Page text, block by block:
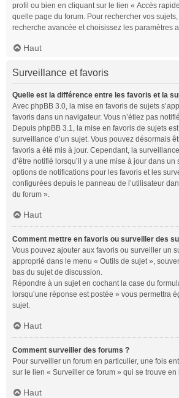
profil ou bien en cliquant sur le lien « Accès
quelle page du forum. Pour rechercher vos
recherche avancée et choisissez les paramètres
Haut
Surveillance et favoris
Quelle est la différence entre les favoris et la
Avec phpBB 3.0, la mise en favoris de sujets
favoris dans un navigateur. Vous n’étiez pas
Depuis phpBB 3.1, la mise en favoris de sujets
surveillance d’un sujet. Vous pouvez désormais
favoris a été mis à jour. Cependant, la
d’être notifié lorsqu’il y a une mise à jour dans
options de notifications pour les favoris et les
configurées depuis le panneau de l’utilisateur
du forum ».
Haut
Comment mettre en favoris ou surveiller des
Vous pouvez ajouter aux favoris ou surveiller un
approprié dans le menu « Outils de sujet »,
bas du sujet de discussion.
Répondre à un sujet en cochant la case du
lorsqu’une réponse est postée » vous permettra
sujet.
Haut
Comment surveiller des forums ?
Pour surveiller un forum en particulier, une fois
sur le lien « Surveiller ce forum » qui se trouve en
Haut